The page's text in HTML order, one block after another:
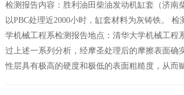
检测报告内容：胜利油田柴油发动机缸套（济南
以PBC处理近2000小时，缸套材料为灰铸铁。 检
学机械工程系检测报告地点：清华大学机械工程
过上述一系列分析，经摩圣处理后的摩擦表面确
性层具有极高的硬度和极低的表面粗糙度，从而